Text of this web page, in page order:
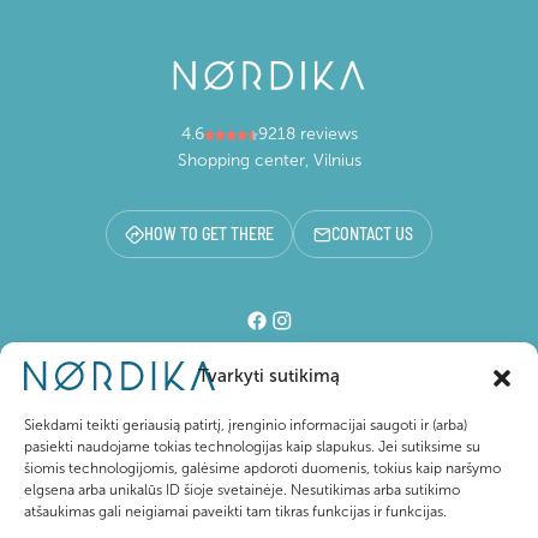
Tvarkyti sutikimą
Siekdami teikti geriausią patirtį, įrenginio informacijai saugoti ir (arba)
pasiekti naudojame tokias technologijas kaip slapukus. Jei sutiksime su
šiomis technologijomis, galėsime apdoroti duomenis, tokius kaip naršymo
elgsena arba unikalūs ID šioje svetainėje. Nesutikimas arba sutikimo
atšaukimas gali neigiamai paveikti tam tikras funkcijas ir funkcijas.
4.6
9218 reviews
Shopping center, Vilnius
HOW TO GET THERE CONTACT US
For visitors